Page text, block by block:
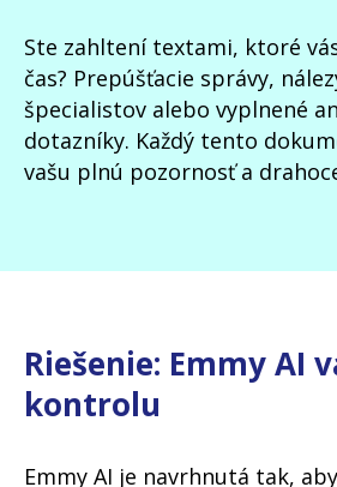
Ste zahltení textami, ktoré
čas? Prepúšťacie správy,
špecialistov alebo vyplnené
dotazníky. Každý tento
vašu plnú pozornosť a
Riešenie: Emmy AI
kontrolu
Emmy AI je navrhnutá tak,